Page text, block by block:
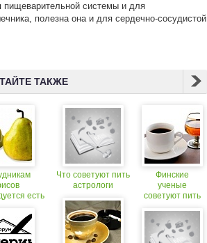
пищеварительной системы и для
полезна она и для сердечно-сосудистой
ТАКЖЕ
есть
Что советуют пить
астрологи
Финские
ученые
советуют пить
(18+)